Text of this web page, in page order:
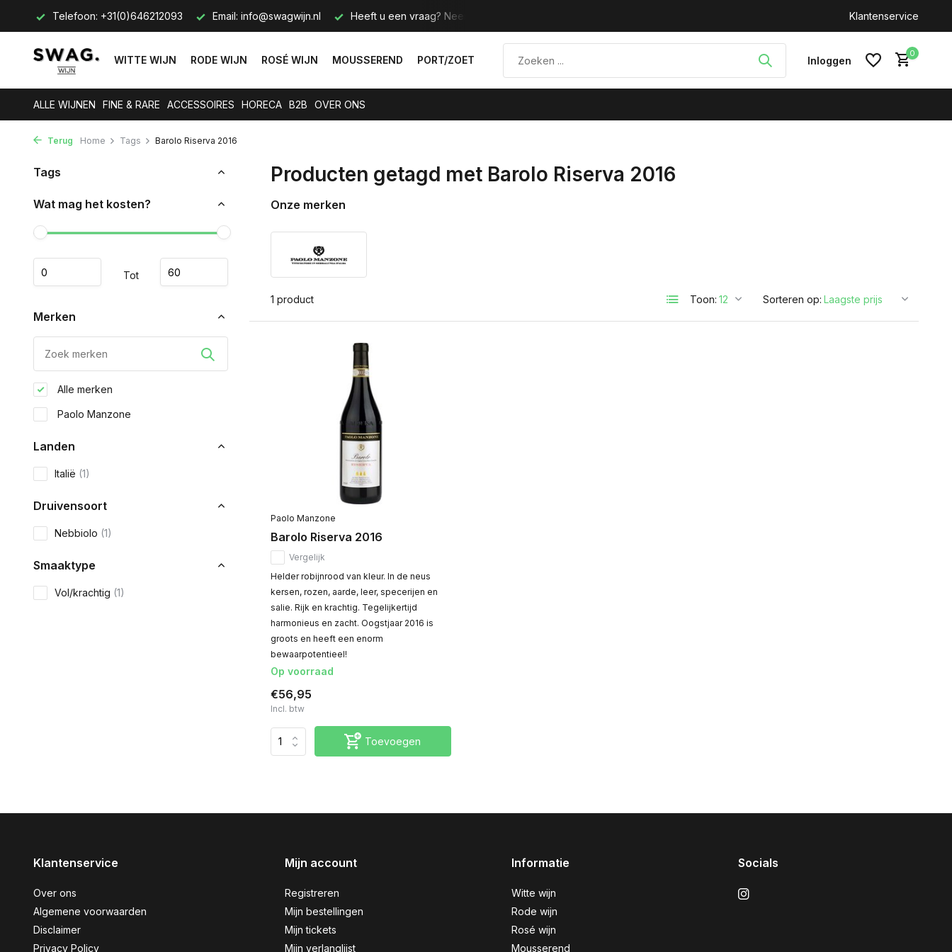
Telefoon: +31(0)646212093 Email: info@swagwijn.nl Heeft u een vraag? Neem contact met ons op. Klantenservice
WITTE WIJN RODE WIJN ROSÉ WIJN MOUSSEREND PORT/ZOET Inloggen
0
ALLE WIJNEN FINE & RARE ACCESSOIRES HORECA B2B OVER ONS
Terug Home Tags Barolo Riserva 2016
Tags
Wat mag het kosten?
Tot
Merken
Alle merken
Paolo Manzone
Landen
Italië (1)
Druivensoort
Nebbiolo (1)
Smaaktype
Vol/krachtig (1)
Producten getagd met Barolo Riserva 2016
Onze merken
1 product Toon: Sorteren op:
Paolo Manzone
Barolo Riserva 2016
Vergelijk
Helder robijnrood van kleur. In de neus
kersen, rozen, aarde, leer, specerijen en
salie. Rijk en krachtig. Tegelijkertijd
harmonieus en zacht. Oogstjaar 2016 is
groots en heeft een enorm
bewaarpotentieel!
Op voorraad
€56,95
Incl. btw
Toevoegen
Klantenservice
Over ons
Algemene voorwaarden
Disclaimer
Privacy Policy
Mijn account
Registreren
Mijn bestellingen
Mijn tickets
Mijn verlanglijst
Informatie
Witte wijn
Rode wijn
Rosé wijn
Mousserend
Socials